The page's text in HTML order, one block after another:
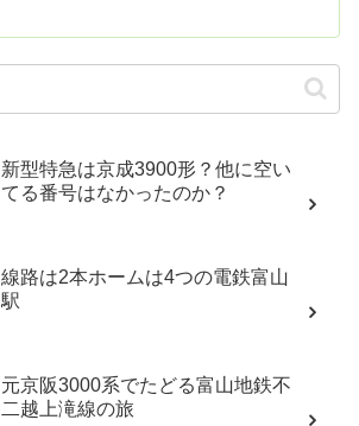
新型特急は京成3900形？他に空い
てる番号はなかったのか？
線路は2本ホームは4つの電鉄富山
駅
元京阪3000系でたどる富山地鉄不
二越上滝線の旅